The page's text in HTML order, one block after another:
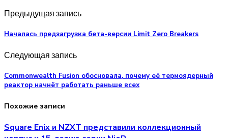
Предыдущая запись
Началась предзагрузка бета-версии Limit Zero Breakers
Следующая запись
Commonwealth Fusion обосновала, почему её термоядерный
реактор начнёт работать раньше всех
Похожие записи
Square Enix и NZXT представили коллекционный